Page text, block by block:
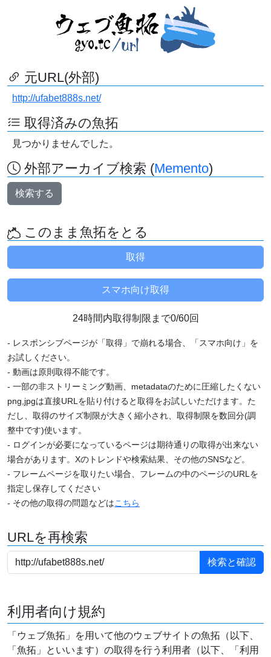
元URL(外部)
http://ufabet888s.net/
取得済みの魚拓
見つかりませんでした。
外部アーカイブ検索 (Memento)
検索する
このまま魚拓をとる
24時間内取得制限まで0/60回
- レスポンシブページが「取得」で崩れる場合、「スマホ向け」を
お試しください。
- 動画は原則取得不能です。
- 一部の非ストリーミング動画、metadataのために圧縮したくない
png,jpgは直接URLを貼り付けると取得をお試しいただけます。た
だし、取得のサイズ制限が大きく縮小され、取得制限を数回分(調
整中です)使います。
- ログインが必要になっているページは期待通りの取得が出来ない
場合があります。Xのトレンドや検索結果、その他のSNSなど。
- フレームページを取りたい場合、フレームの中のページのURLを
指定し保存してください
- その他の取得の問題などはこちら
URLを再検索
利用者向け規約
「ウェブ魚拓」を用いて他のウェブサイトの魚拓（以下、
「魚拓」といいます）の取得を行う利用者（以下、「利用